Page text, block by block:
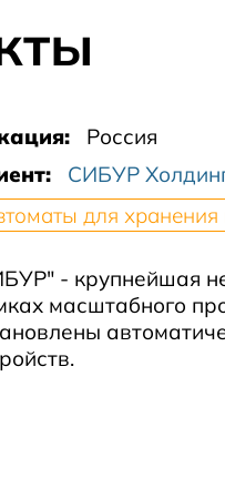
Россия
СИБУР
для хранения
- крупнейшая
масштабного